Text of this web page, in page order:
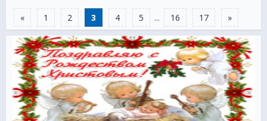
« 1 2 3 4 5 ... 16 17 »